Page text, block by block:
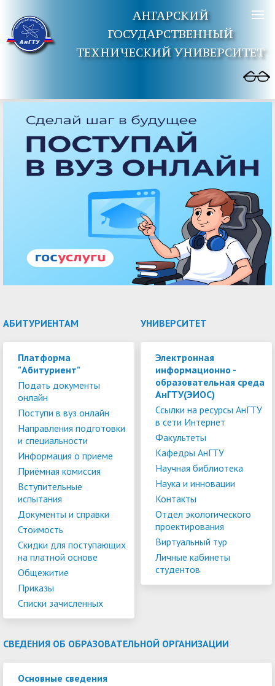
АНГАРСКИЙ
ГОСУДАРСТВЕННЫЙ
ТЕХНИЧЕСКИЙ УНИВЕРСИТЕТ
АБИТУРИЕНТАМ
Платформа
"Абитуриент"
Подать документы
онлайн
Поступи в вуз онлайн
Направления подготовки
и специальности
Информация о приеме
Приёмная комиссия
Вступительные
испытания
Документы и справки
Стоимость
Скидки для поступающих
на платной основе
Общежитие
Приказы
Списки зачисленных
УНИВЕРСИТЕТ
Электронная
информационно -
образовательная среда
АнГТУ(ЭИОС)
Ссылки на ресурсы АнГТУ
в сети Интернет
Факультеты
Кафедры АнГТУ
Научная библиотека
Наука и инновации
Контакты
Отдел экологического
проектирования
Виртуальный тур
Личные кабинеты
студентов
СВЕДЕНИЯ ОБ ОБРАЗОВАТЕЛЬНОЙ ОРГАНИЗАЦИИ
Основные сведения